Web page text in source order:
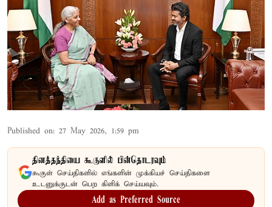
Published on: 27 May 2026, 1:59 pm
தினத்தந்தியை கூகுளில் பின்தொடரவும்
கூகுள் செய்திகளில் எங்களின் முக்கியச் செய்திகளை
உடனுக்குடன் பெற கிளிக் செய்யவும்.
Add as Preferred Source